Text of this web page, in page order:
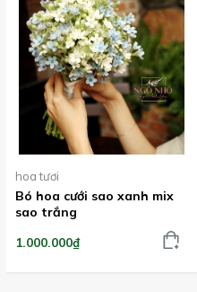
hoa tươi
Bó hoa cưới sao xanh mix
sao trắng
1.000.000₫